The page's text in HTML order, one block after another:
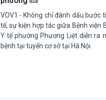
VOV1 - Không chỉ đánh dấu bước
tế, sự kiện hợp tác giữa Bệnh viện
Y tế phường Phương Liệt diễn ra
bệnh tại tuyến cơ sở tại Hà Nội.